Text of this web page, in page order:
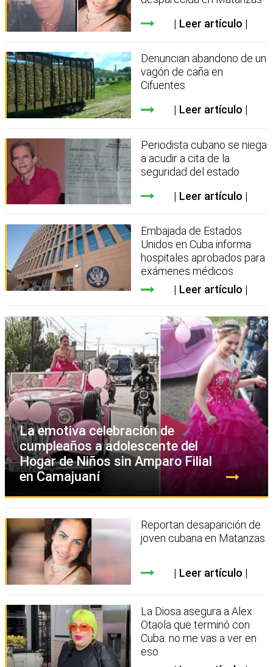
Leer artículo
Denuncian abandono de un
vagón de caña en
Cifuentes
Leer artículo
Periodista cubano se niega
a acudir a cita de la
seguridad del estado
Leer artículo
Embajada de Estados
Unidos en Cuba informa
hospitales aprobados para
exámenes médicos
Leer artículo
La emotiva celebración de
cumpleaños a adolescente del
Hogar de Niños sin Amparo Filial
en Camajuaní
Reportan desaparición de
joven cubana en Matanzas
Leer artículo
La Diosa asegura a Alex
Otaola que terminó con
Cuba: no me vas a ver en
eso